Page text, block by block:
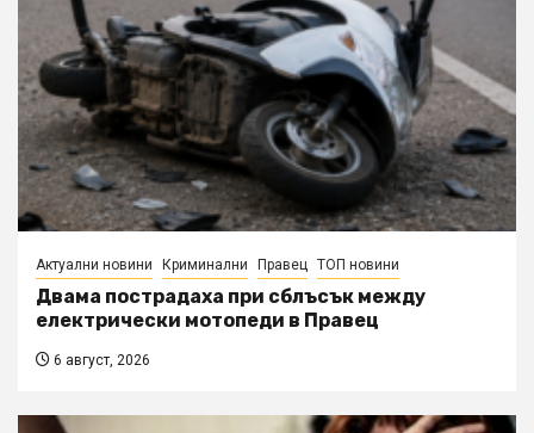
Актуални новини Криминални Правец ТОП новини
Двама пострадаха при сблъсък между
електрически мотопеди в Правец
6 август, 2026